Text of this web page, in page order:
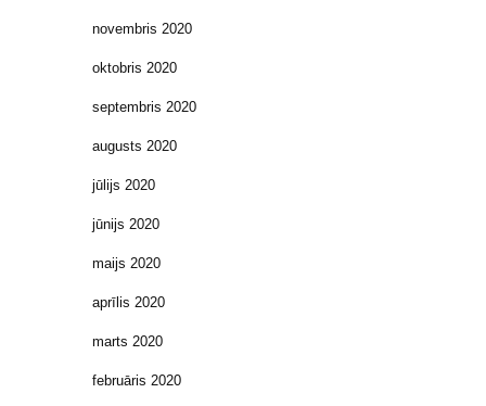
novembris 2020
oktobris 2020
septembris 2020
augusts 2020
jūlijs 2020
jūnijs 2020
maijs 2020
aprīlis 2020
marts 2020
februāris 2020